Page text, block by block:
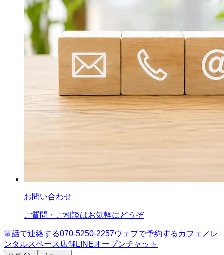
お問い合わせ
ご質問・ご相談はお気軽にどうぞ
電話で連絡する070-5250-2257ウェブで予約する カフェ／レ
ンタルスペース 店舗LINEオープンチャット